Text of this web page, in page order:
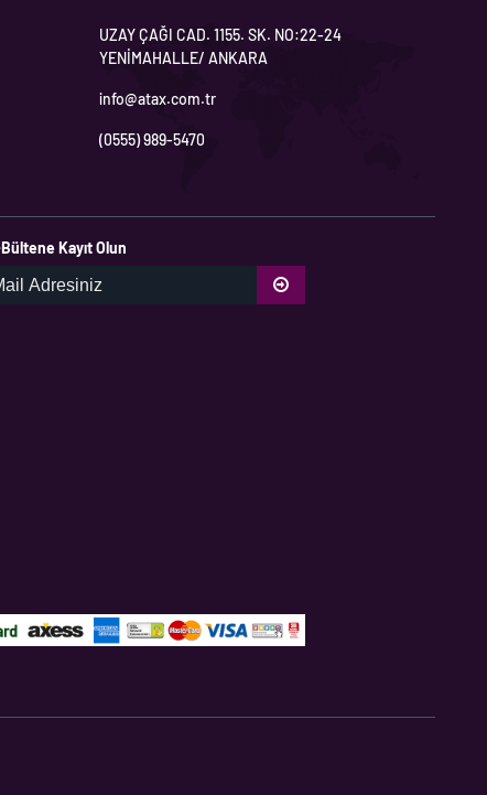
UZAY ÇAĞI CAD. 1155. SK. NO:22-24
YENİMAHALLE/ ANKARA
info@atax.com.tr
(0555) 989-5470
Kayıt Olun